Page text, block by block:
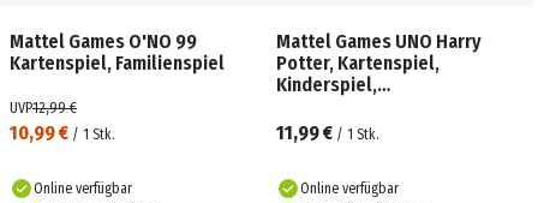
Mattel Games O'NO 99
Kartenspiel, Familienspiel
10,99 € / 1 Stk.
UVP12,99 €
Online verfügbar
Mattel Games UNO Harry
Potter, Kartenspiel,
Kinderspiel,
11,99 € / 1 Stk.
Online verfügbar